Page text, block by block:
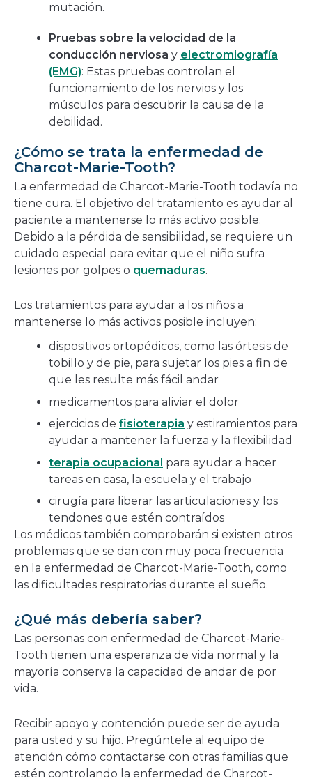
mutación.
Pruebas sobre la velocidad de la
conducción nerviosa y electromiografía
(EMG): Estas pruebas controlan el
funcionamiento de los nervios y los
músculos para descubrir la causa de la
debilidad.
¿Cómo se trata la enfermedad de
Charcot-Marie-Tooth?
La enfermedad de Charcot-Marie-Tooth todavía no
tiene cura. El objetivo del tratamiento es ayudar al
paciente a mantenerse lo más activo posible.
Debido a la pérdida de sensibilidad, se requiere un
cuidado especial para evitar que el niño sufra
lesiones por golpes o quemaduras.
Los tratamientos para ayudar a los niños a
mantenerse lo más activos posible incluyen:
dispositivos ortopédicos, como las órtesis de
tobillo y de pie, para sujetar los pies a fin de
que les resulte más fácil andar
medicamentos para aliviar el dolor
ejercicios de fisioterapia y estiramientos para
ayudar a mantener la fuerza y la flexibilidad
terapia ocupacional para ayudar a hacer
tareas en casa, la escuela y el trabajo
cirugía para liberar las articulaciones y los
tendones que estén contraídos
Los médicos también comprobarán si existen otros
problemas que se dan con muy poca frecuencia
en la enfermedad de Charcot-Marie-Tooth, como
las dificultades respiratorias durante el sueño.
¿Qué más debería saber?
Las personas con enfermedad de Charcot-Marie-
Tooth tienen una esperanza de vida normal y la
mayoría conserva la capacidad de andar de por
vida.
Recibir apoyo y contención puede ser de ayuda
para usted y su hijo. Pregúntele al equipo de
atención cómo contactarse con otras familias que
estén controlando la enfermedad de Charcot-